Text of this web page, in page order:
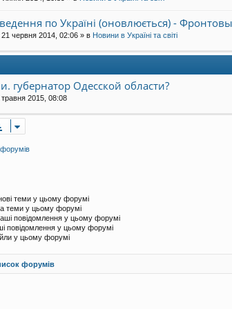
по Україні (оновлюється) -
21 червня 2014, 02:06 » в Новини в Україні та світі
губернатор Одесской области?
травня 2015, 08:08
теми у цьому форумі
теми у цьому форумі
повідомлення у цьому форумі
повідомлення у цьому форумі
у цьому форумі
форумів